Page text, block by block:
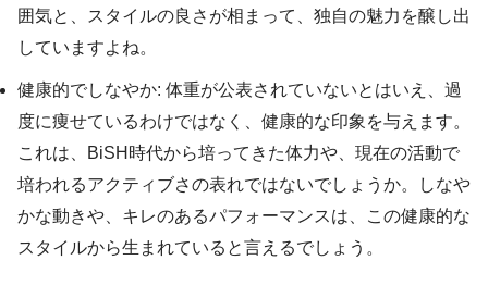
囲気と、スタイルの良さが相まって、独自の魅力を醸し出
していますよね。
健康的でしなやか: 体重が公表されていないとはいえ、過
度に痩せているわけではなく、健康的な印象を与えます。
これは、BiSH時代から培ってきた体力や、現在の活動で
培われるアクティブさの表れではないでしょうか。しなや
かな動きや、キレのあるパフォーマンスは、この健康的な
スタイルから生まれていると言えるでしょう。